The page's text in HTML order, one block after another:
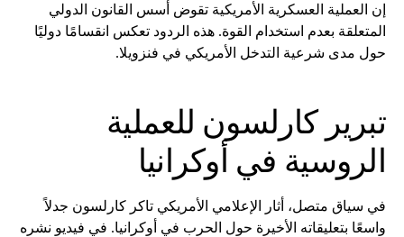
إن العملية العسكرية الأمريكية تقوض أسس القانون الدولي
المتعلقة بعدم استخدام القوة. هذه الردود تعكس انقسامًا دوليًا
حول مدى شرعية التدخل الأمريكي في فنزويلا.
تبرير كارلسون للعملية
الروسية في أوكرانيا
في سياق متصل، أثار الإعلامي الأمريكي تاكر كارلسون جدلاً
واسعًا بتعليقاته الأخيرة حول الحرب في أوكرانيا. في فيديو نشره